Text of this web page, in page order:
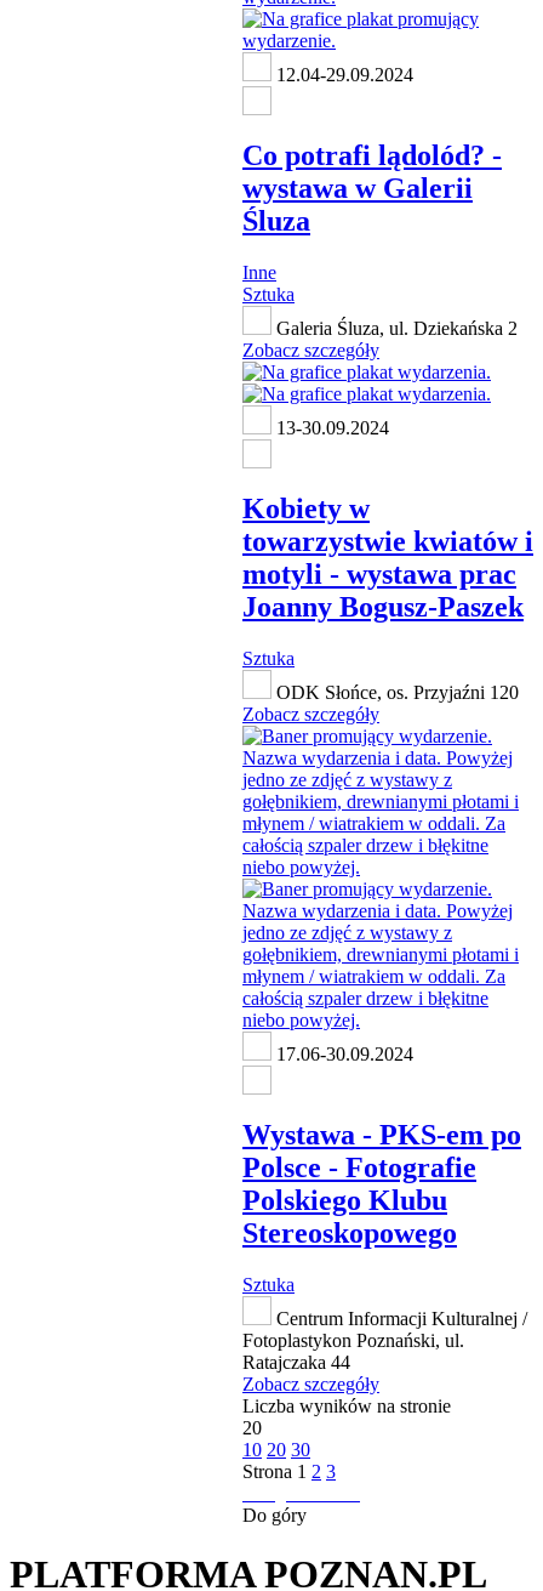
12.04-29.09.2024
Co potrafi lądolód? -
wystawa w Galerii
Śluza
Inne
Sztuka
Galeria Śluza, ul. Dziekańska 2
Zobacz szczegóły
13-30.09.2024
Kobiety w
towarzystwie kwiatów i
motyli - wystawa prac
Joanny Bogusz-Paszek
Sztuka
ODK Słońce, os. Przyjaźni 120
Zobacz szczegóły
17.06-30.09.2024
Wystawa - PKS-em po
Polsce - Fotografie
Polskiego Klubu
Stereoskopowego
Sztuka
Centrum Informacji Kulturalnej /
Fotoplastykon Poznański, ul.
Ratajczaka 44
Zobacz szczegóły
Liczba wyników na stronie
20
10 20 30
Strona 1 2 3
Do góry
PLATFORMA POZNAN.PL